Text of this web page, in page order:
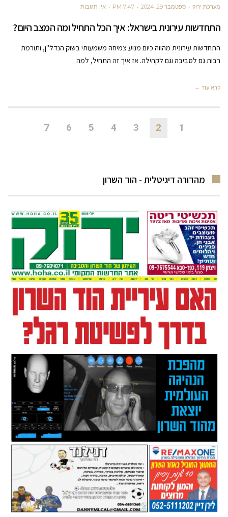
מערכת ירוק ספטמבר 29, 2024 7:47 PM אין תגובות
התחדשות עירונית בישראל: איך הכל התחיל ומה המצב היום?
התחדשות עירונית מהווה כיום מנוע צמיחה משמעותי בשוק הנדל"ן, ותורמת
רבות גם לסביבה וגם לקהילה. אז איך זה התחיל, למה
קרא עוד ←
1
2
3
4
5
6
7
מהדורה דיגיטלית - הוד השרון